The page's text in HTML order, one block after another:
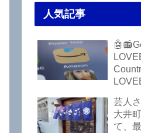
人気記事
芸人
大井
て、